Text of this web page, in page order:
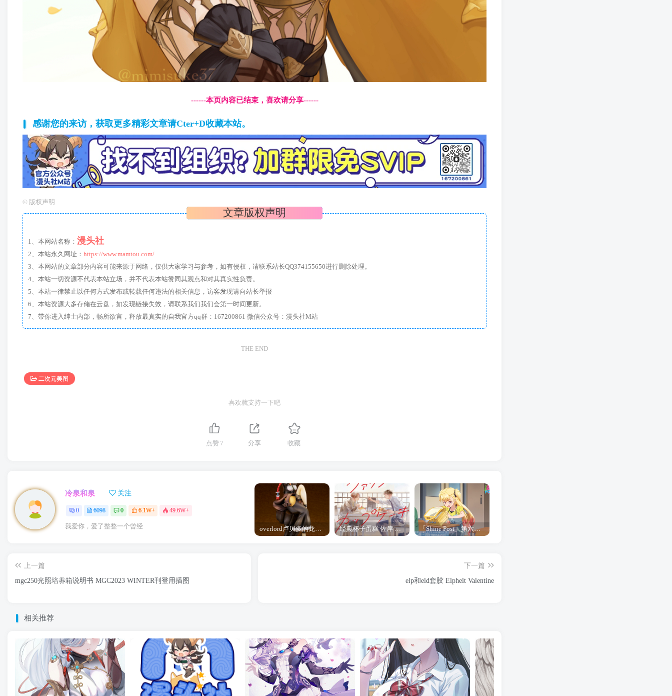
------本页内容已结束，喜欢请分享------
感谢您的来访，获取更多精彩文章请Cter+D收藏本站。
© 版权声明
文章版权声明
1、本网站名称： 漫头社
2、本站永久网址： https://www.mamtou.com/
3、本网站的文章部分内容可能来源于网络，仅供大家学习与参考，如有侵权，请联系站长QQ374155650进行删除处理。
4、本站一切资源不代表本站立场，并不代表本站赞同其观点和对其真实性负责。
5、本站一律禁止以任何方式发布或转载任何违法的相关信息，访客发现请向站长举报
6、本站资源大多存储在云盘，如发现链接失效，请联系我们我们会第一时间更新。
7、带你进入绅士内部，畅所欲言，释放最真实的自我官方qq群：167200861 微信公众号：漫头社M站
THE END
二次元美图
喜欢就支持一下吧
点赞 7 分享 收藏
冷泉和泉 关注
0 6098 0 6.1W+ 49.6W+
我爱你，爱了整整一个曾经 经典杯子蛋糕 佐岸 漫画「经典杯子蛋糕」宣布真人日剧化 「Shine Post」第六话ED主题曲「Yellow Rose」无字幕MV公开
上一篇
mgc250光照培养箱说明书 MGC2023 WINTER刊登用插图
下一篇
elp和eld套胶 Elphelt Valentine
相关推荐